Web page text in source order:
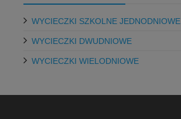
WYCIECZKI SZKOLNE JEDNODNIOWE
WYCIECZKI DWUDNIOWE
WYCIECZKI WIELODNIOWE